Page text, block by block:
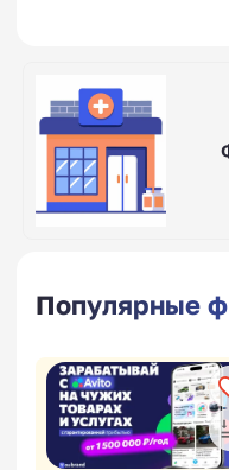
Популярные